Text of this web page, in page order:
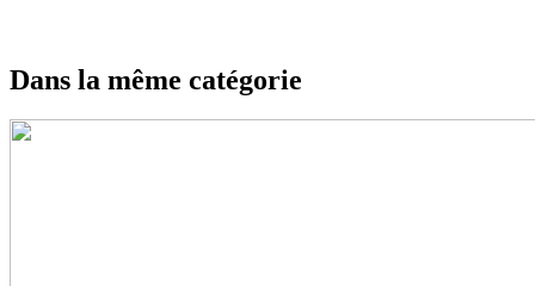
Dans la même catégorie